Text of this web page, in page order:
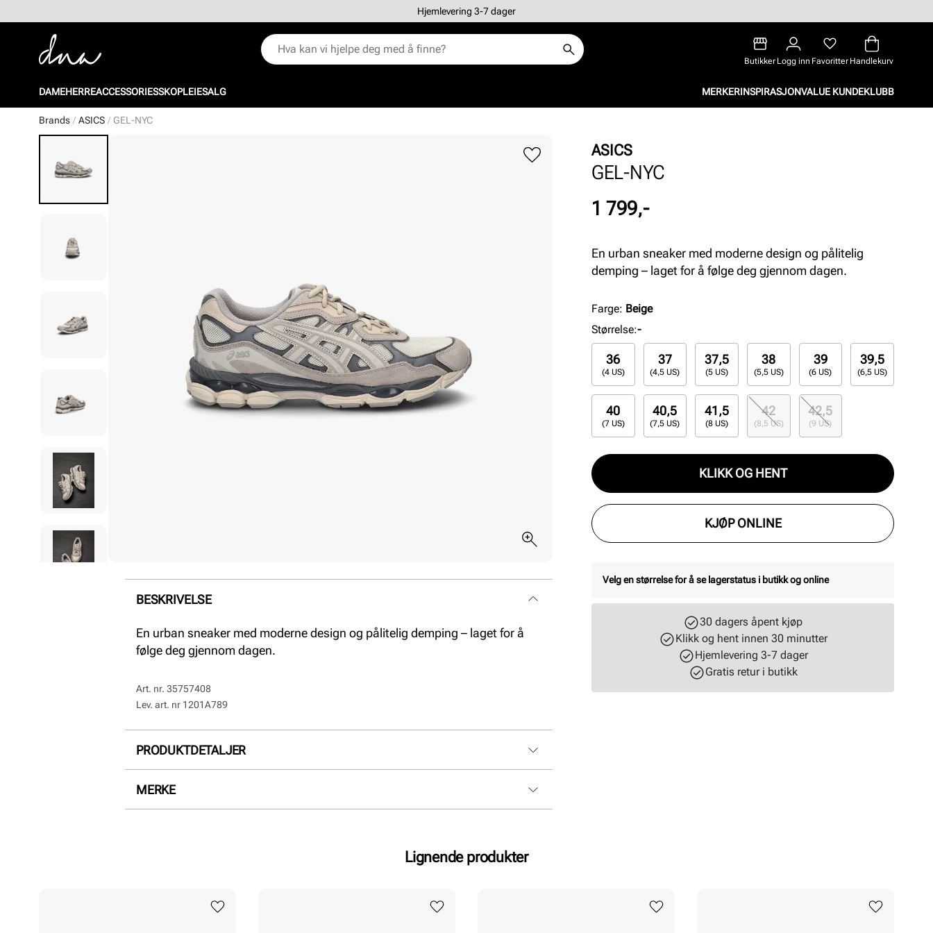
Hjemlevering 3-7 dager
Butikker Logg inn Favoritter Handlekurv
DAMEHERREACCESSORIESSKOPLEIESALG MERKERINSPIRASJONVALUE KUNDEKLUBB
Brands ASICS GEL-NYC
BESKRIVELSE
En urban sneaker med moderne design og pålitelig demping – laget for å
følge deg gjennom dagen.
Art. nr. 35757408
Lev. art. nr 1201A789
PRODUKTDETALJER
Overdel:
MERKE
ASICS
GEL-NYC
Pris
1 799,-
En urban sneaker med moderne design og pålitelig
demping – laget for å følge deg gjennom dagen.
Farge: Beige
Størrelse:-
36
(4 US)
37
(4,5 US)
37,5
(5 US)
38
(5,5 US)
39
(6 US)
39,5
(6,5 US)
40
(7 US)
40,5
(7,5 US)
41,5
(8 US)
42
(8,5 US)
42,5
(9 US)
KLIKK OG HENT
KJØP ONLINE
Velg en størrelse for å se lagerstatus i butikk og online
30 dagers åpent kjøp
Klikk og hent innen 30 minutter
Hjemlevering 3-7 dager
Gratis retur i butikk
Lignende produkter